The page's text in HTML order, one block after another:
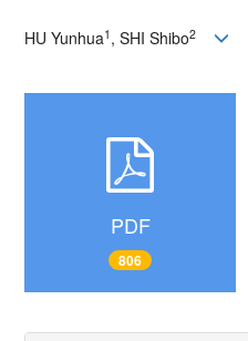
HU Yunhua1 , SHI Shibo2
PDF
806